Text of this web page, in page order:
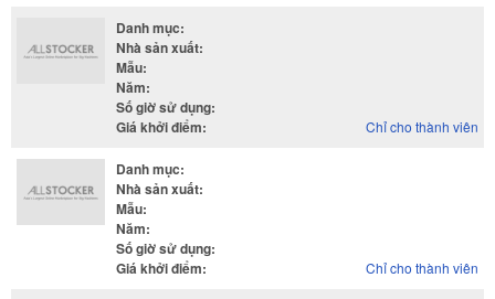
Danh mục:
Nhà sản xuất:
Mẫu:
Năm:
Số giờ sử dụng:
Giá khởi điểm: Chỉ cho thành viên
Danh mục:
Nhà sản xuất:
Mẫu:
Năm:
Số giờ sử dụng:
Giá khởi điểm: Chỉ cho thành viên